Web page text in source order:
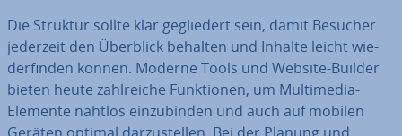
Die Struktur sollte klar ge­glie­dert sein, damit Besucher
jederzeit den Überblick behalten und Inhalte leicht wie­
der­fin­den können. Moderne Tools und Website-Builder
bieten heute zahl­rei­che Funk­tio­nen, um Mul­ti­me­dia-
Elemente nahtlos ein­zu­bin­den und auch auf mobilen